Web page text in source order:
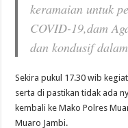
keramaian untuk
COVID-19,dam
dan kondusif
Sekira pukul 17.30 wib
serta di pastikan tidak ada
kembali ke Mako Polres
Muaro Jambi.